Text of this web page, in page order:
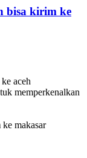
bisa kirim ke
aceh
memperkenalkan